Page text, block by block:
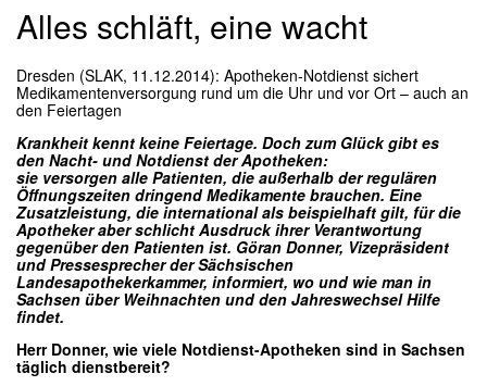
Alles schläft, eine wacht
Dresden (SLAK, 11.12.2014): Apotheken-Notdienst sichert
Medikamentenversorgung rund um die Uhr und vor Ort – auch an
den Feiertagen
Krankheit kennt keine Feiertage. Doch zum Glück gibt es
den Nacht- und Notdienst der Apotheken:
sie versorgen alle Patienten, die außerhalb der regulären
Öffnungszeiten dringend Medikamente brauchen. Eine
Zusatzleistung, die international als beispielhaft gilt, für die
Apotheker aber schlicht Ausdruck ihrer Verantwortung
gegenüber den Patienten ist. Göran Donner, Vizepräsident
und Pressesprecher der Sächsischen
Landesapothekerkammer, informiert, wo und wie man in
Sachsen über Weihnachten und den Jahreswechsel Hilfe
findet.
Herr Donner, wie viele Notdienst-Apotheken sind in Sachsen
täglich dienstbereit?